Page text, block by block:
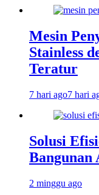
Mesin
Stainless
Teratur
7 hari ago7 hari
Solusi
Bangunan
2 minggu ago